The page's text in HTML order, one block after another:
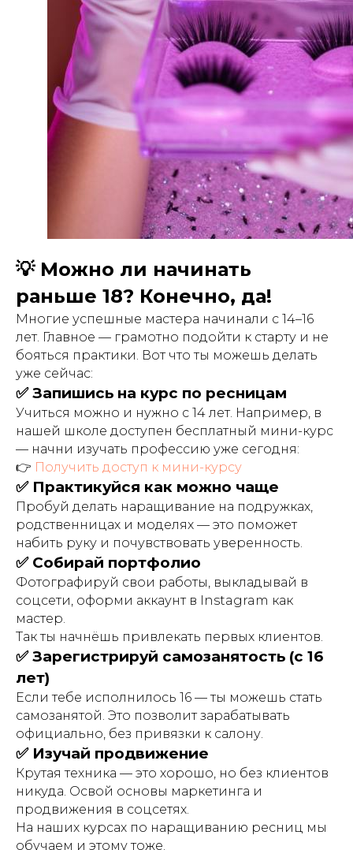
💡 Можно ли начинать
раньше 18? Конечно, да!
Многие успешные мастера начинали с 14–16
лет. Главное — грамотно подойти к старту и не
бояться практики. Вот что ты можешь делать
уже сейчас:
✅ Запишись на курс по ресницам
Учиться можно и нужно с 14 лет. Например, в
нашей школе доступен бесплатный мини-курс
— начни изучать профессию уже сегодня:
👉 Получить доступ к мини-курсу
✅ Практикуйся как можно чаще
Пробуй делать наращивание на подружках,
родственницах и моделях — это поможет
набить руку и почувствовать уверенность.
✅ Собирай портфолио
Фотографируй свои работы, выкладывай в
соцсети, оформи аккаунт в Instagram как
мастер.
Так ты начнёшь привлекать первых клиентов.
✅ Зарегистрируй самозанятость (с 16
лет)
Если тебе исполнилось 16 — ты можешь стать
самозанятой. Это позволит зарабатывать
официально, без привязки к салону.
✅ Изучай продвижение
Крутая техника — это хорошо, но без клиентов
никуда. Освой основы маркетинга и
продвижения в соцсетях.
На наших курсах по наращиванию ресниц мы
обучаем и этому тоже.